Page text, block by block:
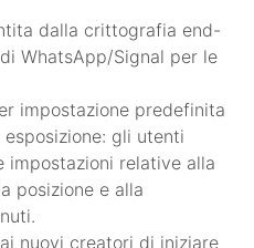
dalla crittografia end-
WhatsApp/Signal per le
impostazione predefinita
gli utenti
impostazioni relative alla
posizione e alla
nuovi creatori di iniziare